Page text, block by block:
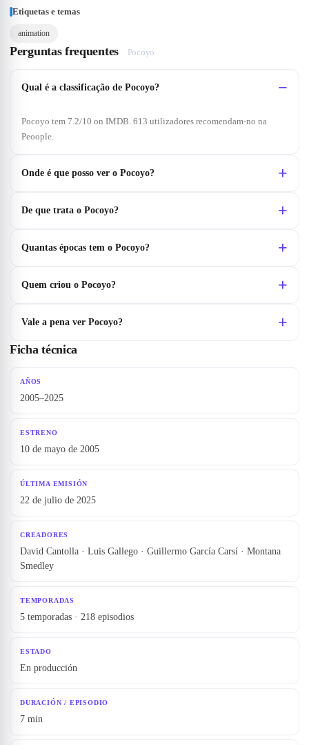
Etiquetas e temas
animation
Perguntas frequentes Pocoyo
Qual é a classificação de Pocoyo?
Pocoyo tem 7.2/10 on IMDB. 613 utilizadores recomendam-no na
Peoople.
Onde é que posso ver o Pocoyo?
De que trata o Pocoyo?
Quantas épocas tem o Pocoyo?
Quem criou o Pocoyo?
Vale a pena ver Pocoyo?
Ficha técnica
AÑOS
2005–2025
ESTRENO
10 de mayo de 2005
ÚLTIMA EMISIÓN
22 de julio de 2025
CREADORES
David Cantolla · Luis Gallego · Guillermo García Carsí · Montana
Smedley
TEMPORADAS
5 temporadas · 218 episodios
ESTADO
En producción
DURACIÓN / EPISODIO
7 min